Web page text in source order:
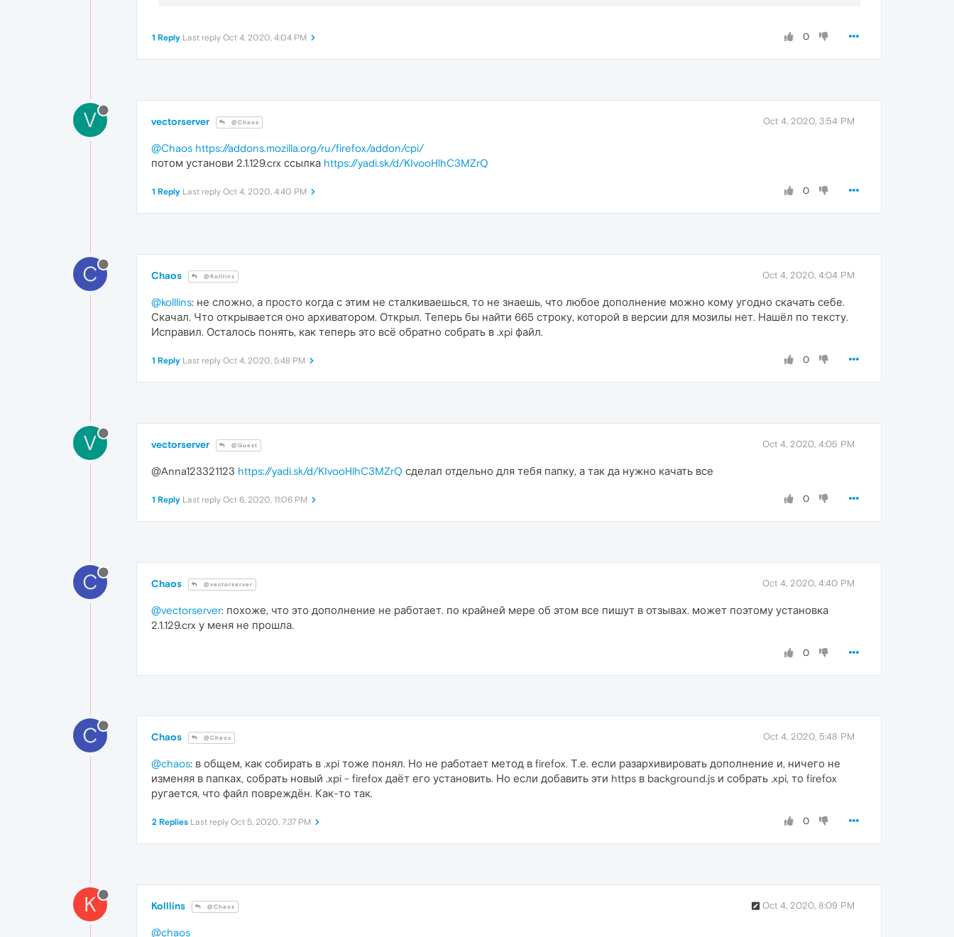
0
1 Reply Last reply Oct 4, 2020, 4:04 PM
V vectorserver @Chaos Oct 4, 2020, 3:54 PM
@Chaos https://addons.mozilla.org/ru/firefox/addon/cpi/
потом установи 2.1.129.crx ссылка https://yadi.sk/d/KIvooHlhC3MZrQ
0
1 Reply Last reply Oct 4, 2020, 4:40 PM
C Chaos @Kolllins Oct 4, 2020, 4:04 PM
@kolllins: не сложно, а просто когда с этим не сталкиваешься, то не знаешь, что любое дополнение можно кому угодно скачать себе.
Скачал. Что открывается оно архиватором. Открыл. Теперь бы найти 665 строку, которой в версии для мозилы нет. Нашёл по тексту.
Исправил. Осталось понять, как теперь это всё обратно собрать в .xpi файл.
0
1 Reply Last reply Oct 4, 2020, 5:48 PM
V vectorserver @Guest Oct 4, 2020, 4:05 PM
@Anna123321123 https://yadi.sk/d/KIvooHlhC3MZrQ сделал отдельно для тебя папку, а так да нужно качать все
0
1 Reply Last reply Oct 6, 2020, 11:06 PM
C Chaos @vectorserver Oct 4, 2020, 4:40 PM
@vectorserver: похоже, что это дополнение не работает. по крайней мере об этом все пишут в отзывах. может поэтому установка
2.1.129.crx у меня не прошла.
0
C Chaos @Chaos Oct 4, 2020, 5:48 PM
@chaos: в общем, как собирать в .xpi тоже понял. Но не работает метод в firefox. Т.е. если разархивировать дополнение и, ничего не
изменяя в папках, собрать новый .xpi - firefox даёт его установить. Но если добавить эти https в background.js и собрать .xpi, то firefox
ругается, что файл повреждён. Как-то так.
0
2 Replies Last reply Oct 5, 2020, 7:37 PM
K Kolllins @Chaos Oct 4, 2020, 8:09 PM
@chaos